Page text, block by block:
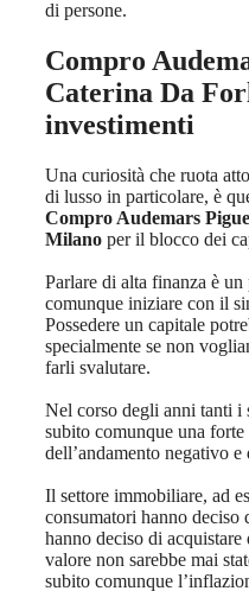
di persone.
Compro
Caterina Da
investimenti
Una curiosità che ruota
di lusso in particolare, è
Compro Audemars
Milano per il blocco dei
Parlare di alta finanza è un
comunque iniziare con il
Possedere un capitale
specialmente se non
farli svalutare.
Nel corso degli anni tanti i
subito comunque una
dell’andamento negativo
Il settore immobiliare, ad
consumatori hanno
hanno deciso di
valore non sarebbe mai
subito comunque